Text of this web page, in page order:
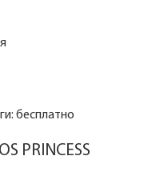
бесплатно
PRINCESS